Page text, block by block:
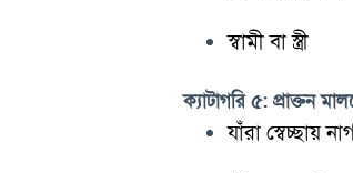
স্বামী বা স্ত্রী
ক্যাটাগরি ৫: প্রাক্তন
যাঁরা স্বেচ্ছায়